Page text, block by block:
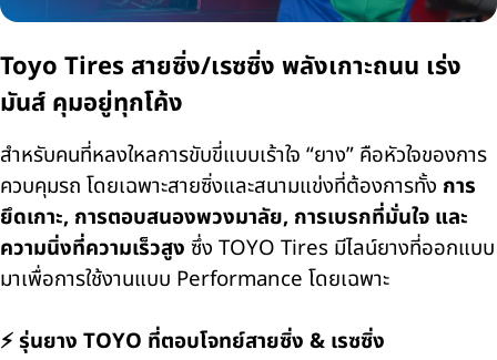
Toyo Tires สายซิ่ง/เรซซิ่ง พลังเกาะถนน เร่ง
มันส์ คุมอยู่ทุกโค้ง
สำหรับคนที่หลงใหลการขับขี่แบบเร้าใจ “ยาง” คือหัวใจของการ
ควบคุมรถ โดยเฉพาะสายซิ่งและสนามแข่งที่ต้องการทั้ง การ
ยึดเกาะ, การตอบสนองพวงมาลัย, การเบรกที่มั่นใจ และ
ความนิ่งที่ความเร็วสูง ซึ่ง TOYO Tires มีไลน์ยางที่ออกแบบ
มาเพื่อการใช้งานแบบ Performance โดยเฉพาะ
⚡ รุ่นยาง TOYO ที่ตอบโจทย์สายซิ่ง & เรซซิ่ง